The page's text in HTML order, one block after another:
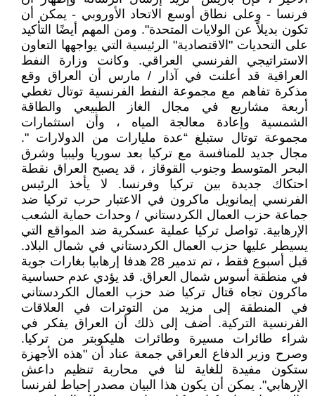
فرنسا - وعلى نطاق أوسع الاتحاد الأوروبي - يمكن أن
تكون بديلاً عن الولايات المتحدة". ومن المهم أيضًا التأكيد
على التحديات "الاقتصادية" الرئيسية التي يواجهها التعاون
الاستراتيجي الفرنسي العراقي. وكانت وزارة النفط
العراقية قد أعلنت في آذار / مارس أن العراق وقع
مذكرة تفاهم مع مجموعة النفط الفرنسية توتال تغطي
أربعة مشاريع في مجال الغاز الطبيعي والطاقة
الشمسية وإعادة معالجة المياه ، وأن استثمارات
مجموعة توتال ستبلغ “عدة مليارات من الدولارات ".
مجال جديد للمنافسة مع تركيا بعد سوريا وليبيا وشرق
البحر المتوسط وجنوب القوقاز ، قد يصبح العراق نقطة
احتكاك جديدة بين تركيا وفرنسا. لا يأخذ الرئيس
الفرنسي إيمانويل ماكرون في الاعتبار حرب تركيا ضد
جماعة حزب العمال الكردستاني / وحدات حماية الشعب
الإرهابية. تواصل تركيا عملية عسكرية ضد المواقع التي
يسيطر عليها حزب العمال الكردستاني في شمال البلاد.
قبل أسبوع فقط ، تم تدمير 28 هدفا إرهابيا بغارات جوية
في منطقة أسوس شمال العراق. قد يؤدي عدم حساسية
ماكرون تجاه قتال تركيا ضد حزب العمال الكردستاني
في المنطقة إلى مزيد من التوترات في العلاقات
الفرنسية التركية. أضف إلى ذلك أن العراق يفكر في
شراء طائرات مسيرة وطائرات هليكوبتر من تركيا.
وصرح وزير الدفاع العراقي جمعة عناد أن "هذه الأجهزة
ستكون مفيدة للغاية لنا في محاربة تنظيم داعش
الإرهابي". يمكن أن يكون هذا البيان مصدر إحباط لفرنسا